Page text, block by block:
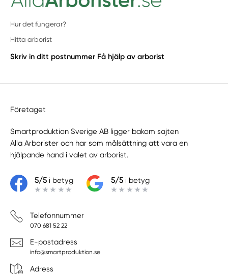
Hur det fungerar?
Hitta arborist
Skriv in ditt postnummer Få hjälp av arborist
Företaget
Smartproduktion Sverige AB ligger bakom sajten
Alla Arborister och har som målsättning att vara en
hjälpande hand i valet av arborist.
5/5i betyg 5/5i betyg
Telefonnummer
070 681 52 22
E-postadress
info@smartproduktion.se
Adress